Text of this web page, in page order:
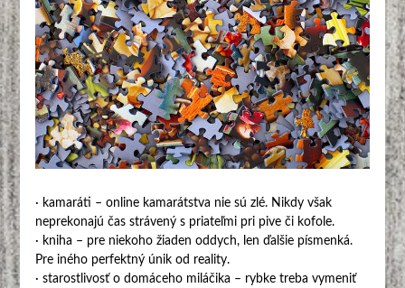
· kamaráti – online kamarátstva nie sú zlé. Nikdy však
neprekonajú čas strávený s priateľmi pri pive či kofole.
· kniha – pre niekoho žiaden oddych, len ďalšie písmenká.
Pre iného perfektný únik od reality.
· starostlivosť o domáceho miláčika – rybke treba vymeniť